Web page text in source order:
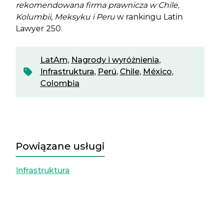
rekomendowana firma prawnicza w Chile,
Kolumbii, Meksyku i Peru w rankingu Latin
Lawyer 250.
LatAm, Nagrody i wyróżnienia,
Infrastruktura, Perú, Chile, México,
Colombia
Powiązane usługi
Infrastruktura